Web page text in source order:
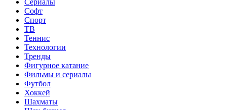
Софт
Спорт
ТВ
Теннис
Технологии
Тренды
Фигурное катание
Фильмы и сериалы
Футбол
Хоккей
Шахматы